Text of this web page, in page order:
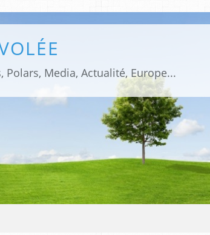
Media, Actualité, Europe...